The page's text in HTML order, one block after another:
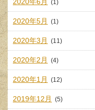
(1)
2020年5月 (1)
2020年3月 (11)
2020年2月 (4)
2020年1月 (12)
2019年12月 (5)